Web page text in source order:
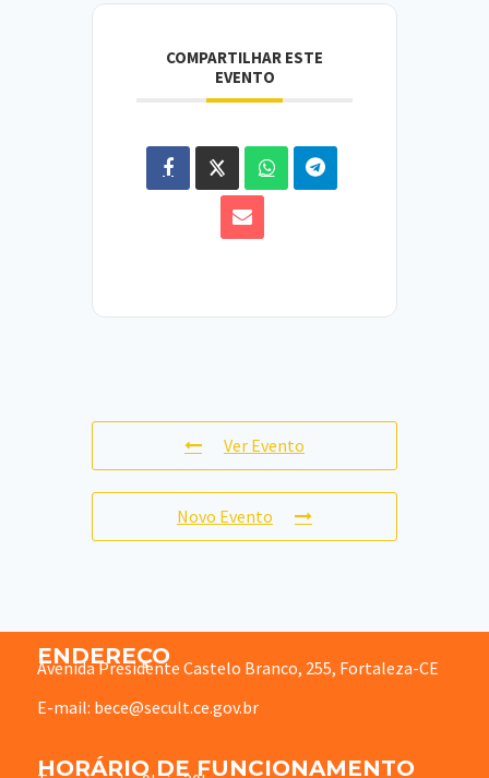
COMPARTILHAR ESTE
EVENTO
Ver Evento
Novo Evento
ENDEREÇO
Avenida Presidente Castelo Branco, 255, Fortaleza-CE
E-mail: bece@secult.ce.gov.br
HORÁRIO DE FUNCIONAMENTO